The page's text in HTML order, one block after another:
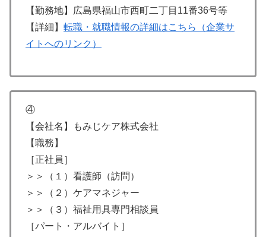
【勤務地】広島県福山市西町二丁目11番36号等
【詳細】 転職・就職情報の詳細はこちら（企業サ
イトへのリンク）
④
【会社名】もみじケア株式会社
【職務】
［正社員］
＞＞（１）看護師（訪問）
＞＞（２）ケアマネジャー
＞＞（３）福祉用具専門相談員
［パート・アルバイト］